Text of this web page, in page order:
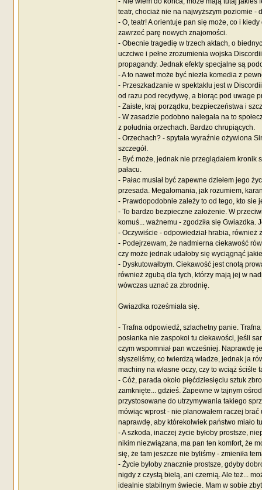
teatr, chociaż nie na najwyższym poziomie -
- O, teatr! A orientuje pan się może, co i
zawrzeć parę nowych znajomości.
- Obecnie tragedię w trzech aktach, o
uczciwe i pełne zrozumienia wojska
propagandy. Jednak efekty specjalne są
- A to nawet może być niezła komedia z
- Przeszkadzanie w spektaklu jest w
od razu pod recydywę, a biorąc pod uwage
- Zaiste, kraj porządku, bezpieczeństwa i
- W zasadzie podobno nalegała na to
z południa orzechach. Bardzo chrupiących.
- Orzechach? - spytała wyraźnie ożywiona
szczegół.
- Być może, jednak nie przeglądałem
pałacu.
- Pałac musiał być zapewne dziełem jego
przesada. Megalomania, jak rozumiem,
- Prawdopodobnie zależy to od tego, kto sie
- To bardzo bezpieczne założenie. W
komuś... ważnemu - zgodziła się Gwiazdka.
- Oczywiście - odpowiedział hrabia, również
- Podejrzewam, że nadmierna ciekawość
czy może jednak udałoby się wyciągnąć
- Dyskutowałbym. Ciekawość jest cnotą
również zgubą dla tych, którzy mają jej w
wówczas uznać za zbrodnię.
Gwiazdka roześmiała się.
- Trafna odpowiedź, szlachetny panie.
posłanka nie zaspokoi tu ciekawości, jeśli
czym wspomniał pan wcześniej. Naprawdę
słyszeliśmy, co twierdzą władze, jednak ja
machiny na własne oczy, czy to wciąż ściśle
- Cóż, parada około pięćdziesięciu sztuk
zamknięte... gdzieś. Zapewne w tajnym
przystosowane do utrzymywania takiego
mówiąc wprost - nie planowałem raczej
naprawdę, aby którekolwiek państwo miało
- A szkoda, inaczej życie byłoby prostsze,
nikim niezwiązana, ma pan ten komfort, że
się, że tam jeszcze nie byliśmy - zmieniła
- Życie byłoby znacznie prostsze, gdyby
nigdy z czystą bielą, ani czernią. Ale też...
idealnie stabilnym świecie. Mam w sobie